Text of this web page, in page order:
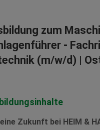
zum
-
(m/w/d) |
Zukunft bei HEIM &